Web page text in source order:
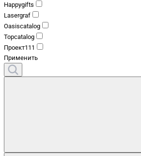
Happygifts
Lasergraf
Oasiscatalog
Topcatalog
Проект111
Применить